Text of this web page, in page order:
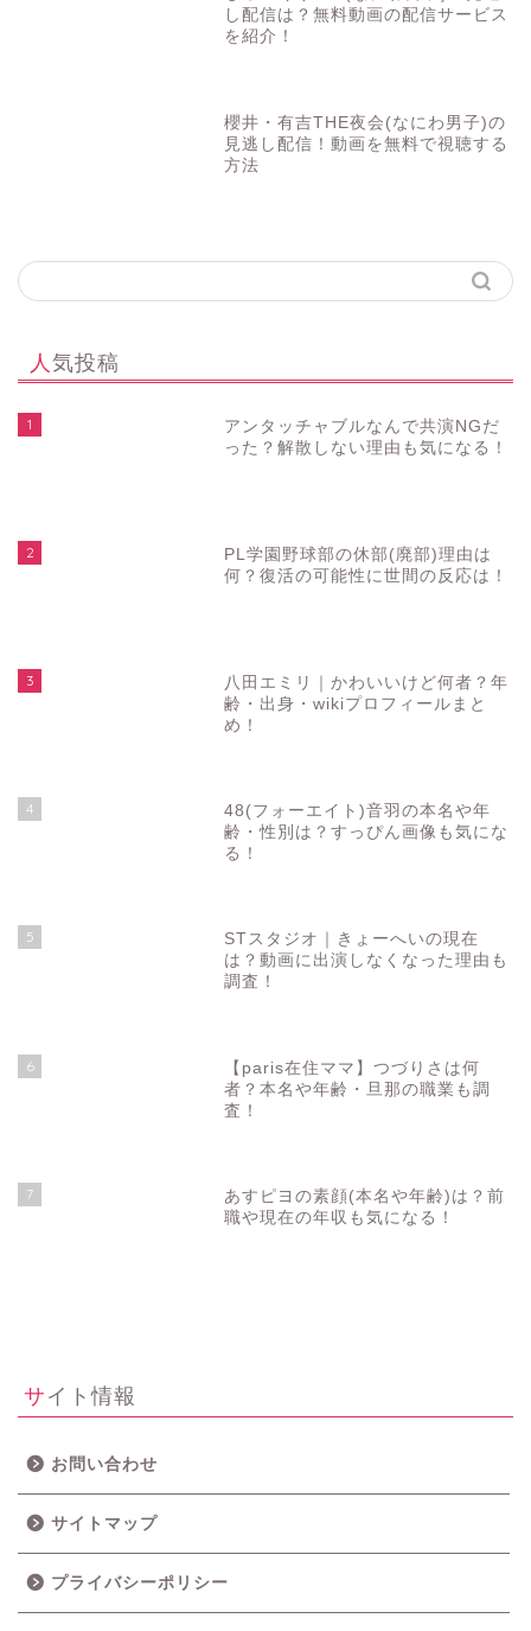
し配信は？無料動画の配信サービス
を紹介！
櫻井・有吉THE夜会(なにわ男子)の
見逃し配信！動画を無料で視聴する
方法
人気投稿
1
アンタッチャブルなんで共演NGだ
った？解散しない理由も気になる！
2
PL学園野球部の休部(廃部)理由は
何？復活の可能性に世間の反応は！
3
八田エミリ｜かわいいけど何者？年
齢・出身・wikiプロフィールまと
め！
4
48(フォーエイト)音羽の本名や年
齢・性別は？すっぴん画像も気にな
る！
5
STスタジオ｜きょーへいの現在
は？動画に出演しなくなった理由も
調査！
6
【paris在住ママ】つづりさは何
者？本名や年齢・旦那の職業も調
査！
7
あすピヨの素顔(本名や年齢)は？前
職や現在の年収も気になる！
サイト情報
お問い合わせ
サイトマップ
プライバシーポリシー